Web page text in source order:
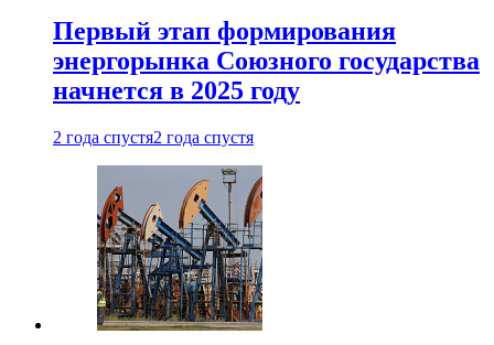
Первый этап формирования
энергорынка Союзного государства
начнется в 2025 году
2 года спустя2 года спустя